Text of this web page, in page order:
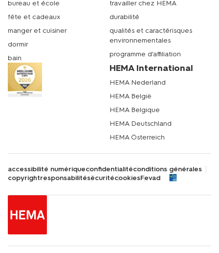
bureau et école
fête et cadeaux
manger et cuisiner
dormir
bain
travailler chez HEMA
durabilité
qualités et caractérisques
environnementales
programme d'affiliation
HEMA International
HEMA Nederland
HEMA België
HEMA Belgique
HEMA Deutschland
HEMA Österreich
accessibilité numériqueconfidentialitéconditions générales
copyrightresponsabilitésécuritécookiesFevad